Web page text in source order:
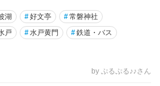
湖 #好文亭 #常磐神社
戸 #水戸黄門 #鉄道・バス
by ぷるぷる♪♪さん